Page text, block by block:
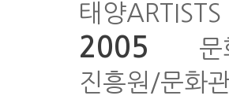
태양ARTISTS
2005 문화
진흥원/문화